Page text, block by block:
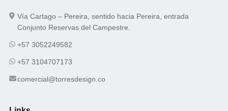
Vía Cartago – Pereira, sentido hacia Pereira, entrada
Conjunto Reservas del Campestre.
+57 3052249582
+57 3104707173
comercial@torresdesign.co